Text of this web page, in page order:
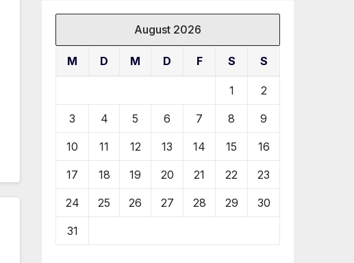
August 2026
M D M D F S S
1 2
3 4 5 6 7 8 9
10 11 12 13 14 15 16
17 18 19 20 21 22 23
24 25 26 27 28 29 30
31